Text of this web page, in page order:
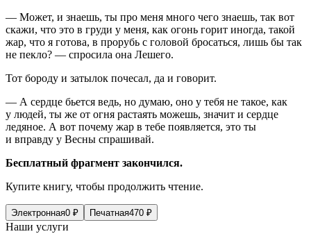
— Может, и знаешь, ты про меня много чего знаешь, так вот
скажи, что это в груди у меня, как огонь горит иногда, такой
жар, что я готова, в прорубь с головой бросаться, лишь бы так
не пекло? — спросила она Лешего.
Тот бороду и затылок почесал, да и говорит.
— А сердце бьется ведь, но думаю, оно у тебя не такое, как
у людей, ты же от огня растаять можешь, значит и сердце
ледяное. А вот почему жар в тебе появляется, это ты
и вправду у Весны спрашивай.
Бесплатный фрагмент закончился.
Купите книгу, чтобы продолжить чтение.
Электронная0 ₽ Печатная470 ₽
Наши услуги